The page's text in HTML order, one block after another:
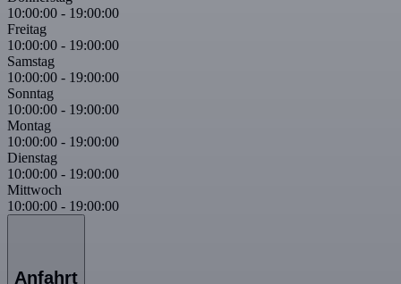
10:00:00 - 19:00:00
Freitag
10:00:00 - 19:00:00
Samstag
10:00:00 - 19:00:00
Sonntag
10:00:00 - 19:00:00
Montag
10:00:00 - 19:00:00
Dienstag
10:00:00 - 19:00:00
Mittwoch
10:00:00 - 19:00:00
Anfahrt